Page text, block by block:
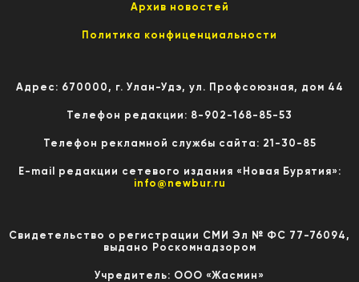
Архив новостей
Политика конфиценциальности
Адрес: 670000, г. Улан-Удэ, ул. Профсоюзная, дом 44
Телефон редакции: 8-902-168-85-53
Телефон рекламной службы сайта: 21-30-85
E-mail редакции сетевого издания «Новая Бурятия»:
info@newbur.ru
Свидетельство о регистрации СМИ Эл № ФС 77-76094,
выдано Роскомнадзором
Учредитель: ООО «Жасмин»